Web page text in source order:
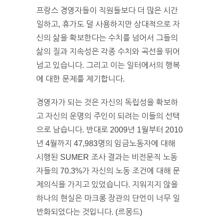
프랑스 경영자들이 직원들보다 더 많은 시간
일하고, 휴가도 덜 사용하지만 상대적으로 자
신의 삶을 확보한다는 수치를 넘어서 그들의
삶의 질과 지속성은 각종 수치와 곡선을 뛰어
넘고 있습니다. 그리고 이는 일터에서의 행복
에 대한 문제를 제기합니다.
경영자가 되는 것은 자신의 독립성을 확보하
고 자신의 운명의 주인이 되려는 이들의 선택
으로 남습니다. 반대로 2009년 1월부터 2010
년 4월까지 47,983명의 임금노동자에 대해
시행된 SUMER 조사 결과는 비전문직 노동
자들의 70.3%가 자신의 노동 조건에 대해 문
제의식을 가지고 있었습니다. 지워지지 않을
하나의 현실은 마크롱 장관의 단언이 너무 일
반화되었다는 것입니다. (르몽드)